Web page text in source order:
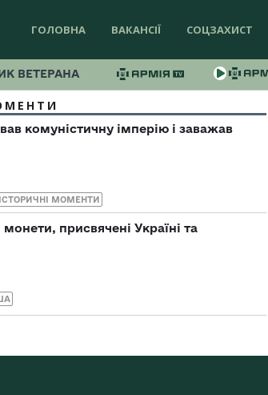
ГОЛОВНА ВАКАНСІЇ СОЦЗАХИСТ
ВЕТЕРАНА
комуністичну імперію і заважав
ІСТОРИЧНІ МОМЕНТИ
присвячені Україні та